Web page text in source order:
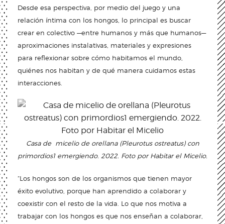
Desde esa perspectiva, por medio del juego y una
relación íntima con los hongos, lo principal es buscar
crear en colectivo —entre humanos y más que humanos—
aproximaciones instalativas, materiales y expresiones
para reflexionar sobre cómo habitamos el mundo,
quiénes nos habitan y de qué manera cuidamos estas
interacciones.
Casa de micelio de orellana (Pleurotus ostreatus) con
primordios1 emergiendo. 2022. Foto por Habitar el Micelio.
“Los hongos son de los organismos que tienen mayor
éxito evolutivo, porque han aprendido a colaborar y
coexistir con el resto de la vida. Lo que nos motiva a
trabajar con los hongos es que nos enseñan a colaborar,